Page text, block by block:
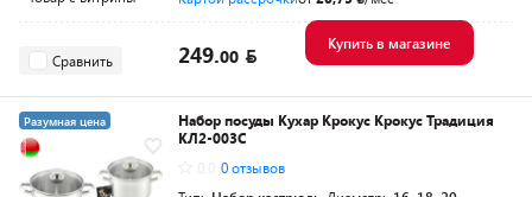
Сравнить 249.00
Купить в магазине
Разумная цена
Набор посуды Кухар Крокус Крокус Традиция
КЛ2-003С
0 отзывов